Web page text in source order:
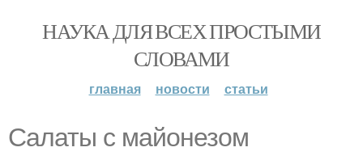
НАУКА ДЛЯ ВСЕХ ПРОСТЫМИ
СЛОВАМИ
главная новости статьи
Салаты с майонезом